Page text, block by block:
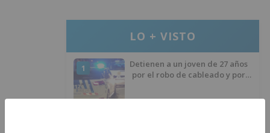
LO + VISTO
1
Detienen a un joven de 27 años
por el robo de cableado y por